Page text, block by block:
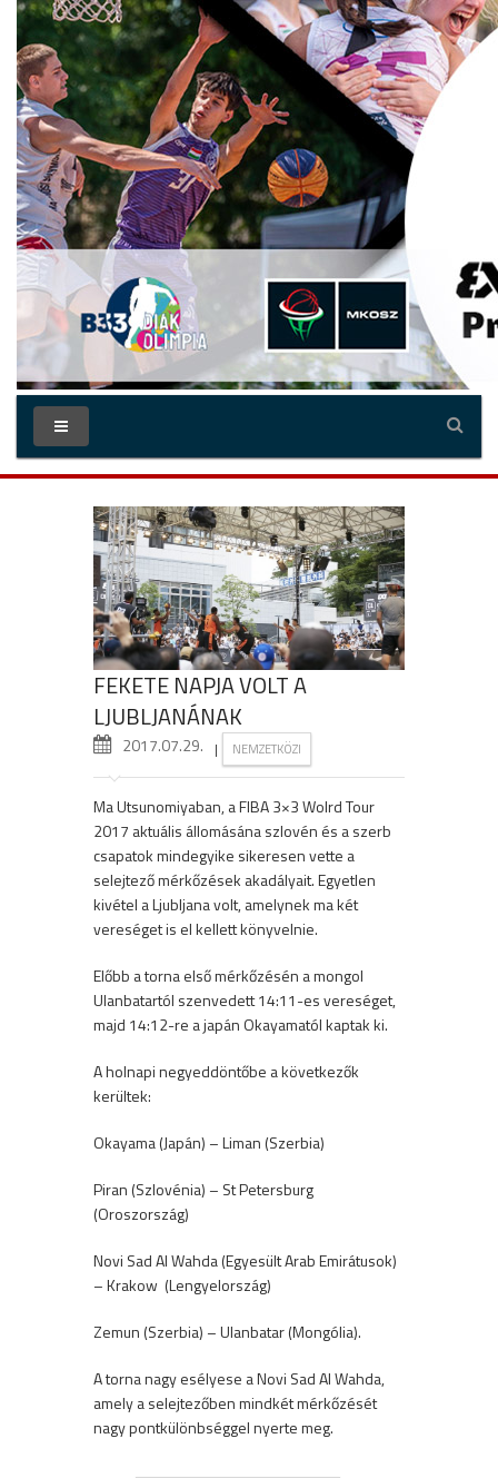
FEKETE NAPJA VOLT A
LJUBLJANÁNAK
2017.07.29. | NEMZETKÖZI
Ma Utsunomiyaban, a FIBA 3×3 Wolrd Tour
2017 aktuális állomásána szlovén és a szerb
csapatok mindegyike sikeresen vette a
selejtező mérkőzések akadályait. Egyetlen
kivétel a Ljubljana volt, amelynek ma két
vereséget is el kellett könyvelnie.
Előbb a torna első mérkőzésén a mongol
Ulanbatartól szenvedett 14:11-es vereséget,
majd 14:12-re a japán Okayamatól kaptak ki.
A holnapi negyeddöntőbe a következők
kerültek:
Okayama (Japán) – Liman (Szerbia)
Piran (Szlovénia) – St Petersburg
(Oroszország)
Novi Sad Al Wahda (Egyesült Arab Emirátusok)
– Krakow (Lengyelország)
Zemun (Szerbia) – Ulanbatar (Mongólia).
A torna nagy esélyese a Novi Sad Al Wahda,
amely a selejtezőben mindkét mérkőzését
nagy pontkülönbséggel nyerte meg.